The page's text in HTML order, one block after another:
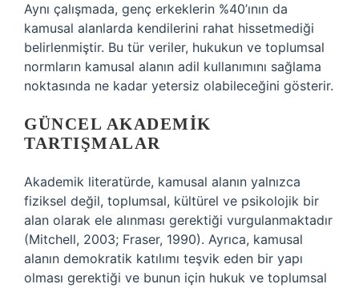
Aynı çalışmada, genç erkeklerin %40’ının da
kamusal alanlarda kendilerini rahat hissetmediği
belirlenmiştir. Bu tür veriler, hukukun ve toplumsal
normların kamusal alanın adil kullanımını sağlama
noktasında ne kadar yetersiz olabileceğini gösterir.
GÜNCEL AKADEMIK
TARTIŞMALAR
Akademik literatürde, kamusal alanın yalnızca
fiziksel değil, toplumsal, kültürel ve psikolojik bir
alan olarak ele alınması gerektiği vurgulanmaktadır
(Mitchell, 2003; Fraser, 1990). Ayrıca, kamusal
alanın demokratik katılımı teşvik eden bir yapı
olması gerektiği ve bunun için hukuk ve toplumsal